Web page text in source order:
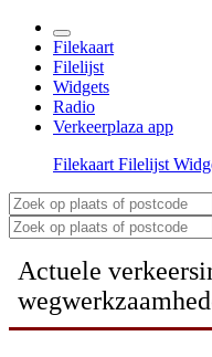
Filekaart
Filelijst
Widgets
Radio
Verkeerplaza app
Filekaart Filelijst
Actuele